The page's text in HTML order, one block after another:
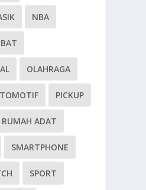
NBA
OLAHRAGA
PICKUP
RUMAH ADAT
SMARTPHONE
SPORT